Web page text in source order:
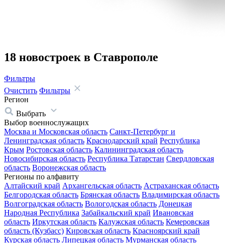
18 новостроек в Ставрополе
Фильтры
Очистить Фильтры
Регион
Выбрать
Выбор военнослужащих
Москва и Московская область Санкт-Петербург и
Ленинградская область Краснодарский край Республика
Крым Ростовская область Калининградская область
Новосибирская область Республика Татарстан Свердловская
область Воронежская область
Регионы по алфавиту
Алтайский край Архангельская область Астраханская область
Белгородская область Брянская область Владимирская область
Волгоградская область Вологодская область Донецкая
Народная Республика Забайкальский край Ивановская
область Иркутская область Калужская область Кемеровская
область (Кузбасс) Кировская область Красноярский край
Курская область Липецкая область Мурманская область